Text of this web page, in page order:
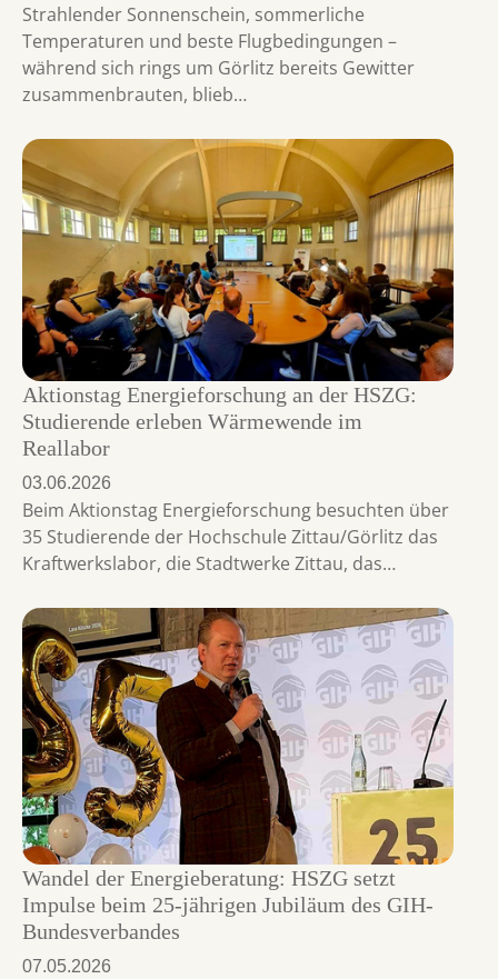
Strahlender Sonnenschein, sommerliche
Temperaturen und beste Flugbedingungen –
während sich rings um Görlitz bereits Gewitter
zusammenbrauten, blieb…
Aktionstag Energieforschung an der HSZG:
Studierende erleben Wärmewende im
Reallabor
03.06.2026
Beim Aktionstag Energieforschung besuchten über
35 Studierende der Hochschule Zittau/Görlitz das
Kraftwerkslabor, die Stadtwerke Zittau, das…
Wandel der Energieberatung: HSZG setzt
Impulse beim 25-jährigen Jubiläum des GIH-
Bundesverbandes
07.05.2026